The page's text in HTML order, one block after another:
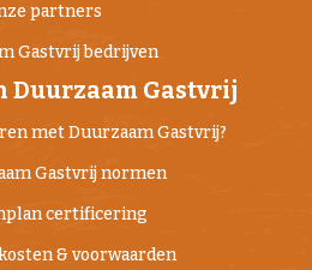
partners
Gastvrij bedrijven
Duurzaam Gastvrij
met Duurzaam Gastvrij?
Gastvrij normen
certificering
& voorwaarden